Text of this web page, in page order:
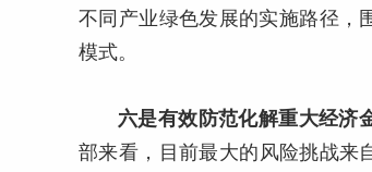
不同产业绿色发展的实施路径，
模式。
六是有效防范化解重大经济
部来看，目前最大的风险挑战来